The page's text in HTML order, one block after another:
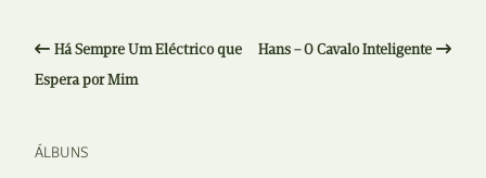
Há Sempre Um Eléctrico que
Espera por Mim
Hans – O Cavalo Inteligente
ÁLBUNS